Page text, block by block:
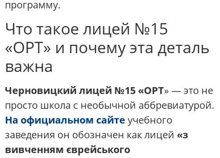
программу.
Что такое лицей №15
«ОРТ» и почему эта деталь
важна
Черновицкий лицей №15 «ОРТ» — это не
просто школа с необычной аббревиатурой.
На официальном сайте учебного
заведения он обозначен как лицей «з
вивченням єврейського